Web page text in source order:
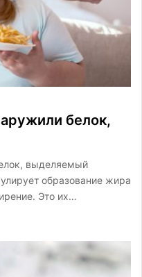
белок,
выделяемый
образование жира
Это их…